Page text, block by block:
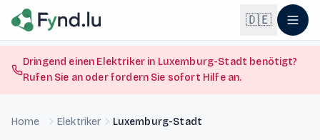
Light mode enabled
🇩🇪
Français
Dringend einen Elektriker in Luxemburg-Stadt benötigt?
Rufen Sie an oder fordern Sie sofort Hilfe an.
Home Elektriker Luxemburg-Stadt